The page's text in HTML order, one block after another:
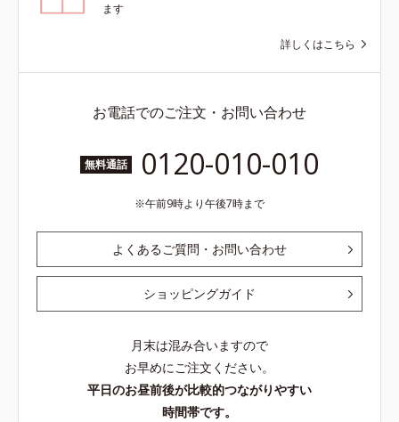
ます
詳しくはこちら
お電話でのご注文・お問い合わせ
無料通話 0120-010-010
午前9時より午後7時まで
よくあるご質問・お問い合わせ
ショッピングガイド
月末は混み合いますので
お早めにご注文ください。
平日のお昼前後が比較的つながりやすい
時間帯です。